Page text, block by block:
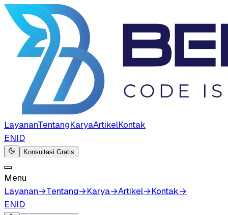
LayananTentangKaryaArtikelKontak
ENID
Konsultasi Gratis
Menu
Layanan→Tentang→Karya→Artikel→Kontak→
ENID